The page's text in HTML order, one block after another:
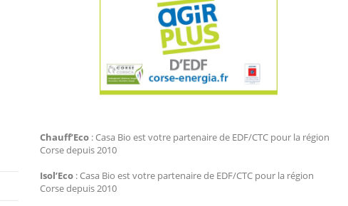
Chauff’Eco : Casa Bio est votre partenaire de EDF/CTC pour la région
Corse depuis 2010
Isol’Eco : Casa Bio est votre partenaire de EDF/CTC pour la région
Corse depuis 2010